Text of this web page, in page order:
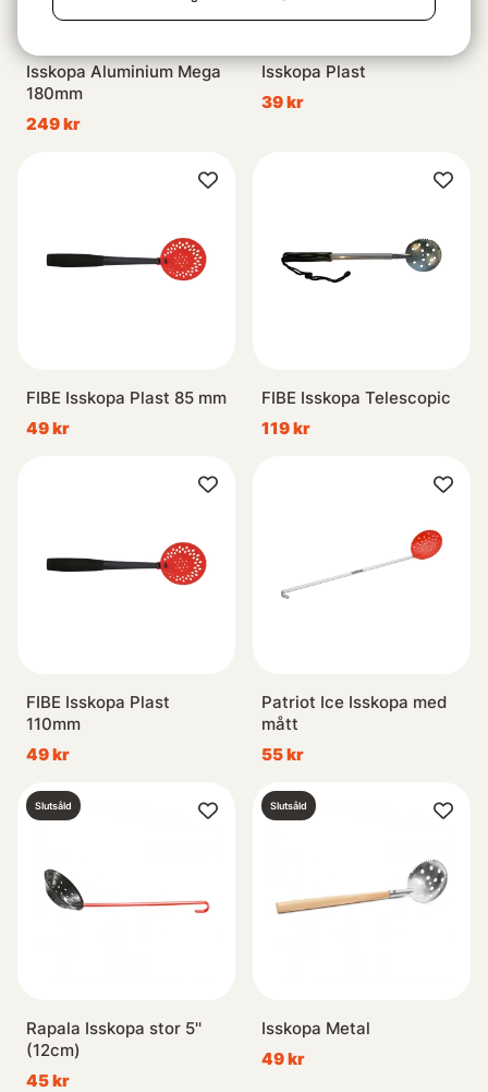
Isskopa Aluminium Mega
180mm
249 kr
Isskopa Plast
39 kr
FIBE Isskopa Plast 85 mm
49 kr
FIBE Isskopa Telescopic
119 kr
FIBE Isskopa Plast
110mm
49 kr
Patriot Ice Isskopa med
mått
55 kr
Slutsåld
Rapala Isskopa stor 5''
(12cm)
45 kr
Slutsåld
Isskopa Metal
49 kr